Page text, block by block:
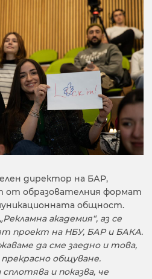
директор на БАР,
от образователния формат
общност.
академия“, аз се
проект на НБУ, БАР и БАКА.
да сме заедно и това,
общуване.
и показва, че